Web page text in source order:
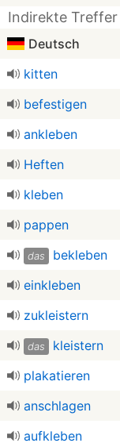
Indirekte Treffer
Deutsch
kitten
befestigen
ankleben
Heften
kleben
pappen
das bekleben
einkleben
zukleistern
das kleistern
plakatieren
anschlagen
aufkleben